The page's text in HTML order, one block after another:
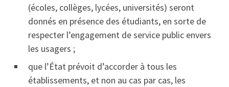
(écoles, collèges, lycées, universités) seront
donnés en présence des étudiants, en sorte de
respecter l’engagement de service public envers
les usagers ;
que l’État prévoit d’accorder à tous les
établissements, et non au cas par cas, les